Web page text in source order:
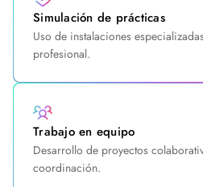
Simulación de prácticas
Uso de instalaciones
profesional.
Trabajo en equipo
Desarrollo de proyectos
coordinación.